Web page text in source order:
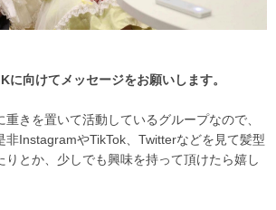
に向けてメッセージをお願いします。
重きを置いて活動しているグループなので、
非InstagramやTikTok、Twitterなどを見て髪型
りとか、少しでも興味を持って頂けたら嬉し